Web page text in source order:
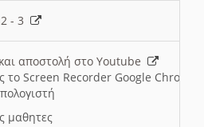
- 3
αποστολή στο Youtube
το Screen Recorder Google Chrome
μαθητες